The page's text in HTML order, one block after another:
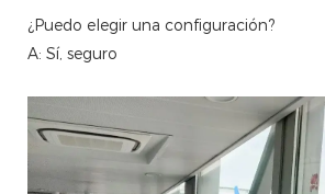
¿Puedo elegir una configuración?
A: Sí, seguro